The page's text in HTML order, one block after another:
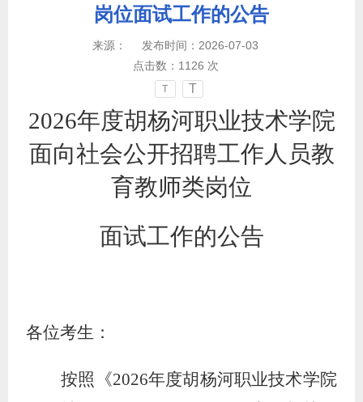
岗位面试工作的公告
来源：
发布时间：2026-07-03
点击数： 1126 次
T T
2026年度胡杨河职业技术学院
面向社会公开招聘工作人员教
育教师类岗位
面试工作的公告
各位考生：
按照 《2026年度胡杨河职业技术学院